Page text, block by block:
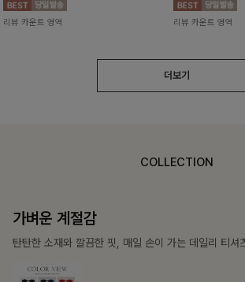
리뷰 카운트 영역 리뷰 카운트 영역
더보기
COLLECTION
가장 쉬운 코디
특별한 날부터 일상까지 함께하는 룩